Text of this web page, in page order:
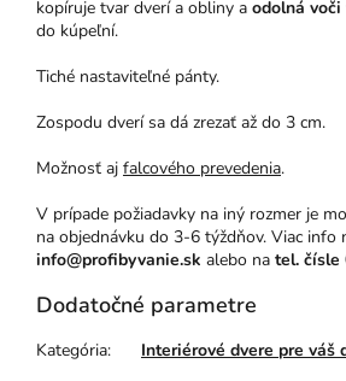
kopíruje tvar dverí a obliny a odolná
do kúpeľní.
Tiché nastaviteľné pánty.
Zospodu dverí sa dá zrezať až do 3 cm.
Možnosť aj falcového prevedenia.
V prípade požiadavky na iný rozmer je
na objednávku do 3-6 týždňov. Viac info
info@profibyvanie.sk alebo na tel. čísle
Dodatočné parametre
Kategória: Interiérové dvere pre váš